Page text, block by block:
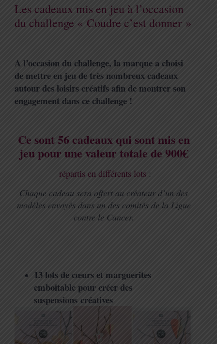
Les cadeaux mis en jeu à l’occasion
du challenge « Coudre c’est donner »
A l’occasion du challenge, la marque a choisi
de mettre en jeu de très nombreux cadeaux
autour des loisirs créatifs afin de montrer son
engagement dans ce challenge !
Ce sont 56 cadeaux qui sont mis en
jeu pour une valeur totale de 900€
répartis en différents lots :
Chaque cadeau sera offert au créateur d’un des
modèles envoyés dans un des comités de la Ligue
contre le Cancer.
13 lots de cœurs et marguerites
emboitable pour créer des
suspensions créatives